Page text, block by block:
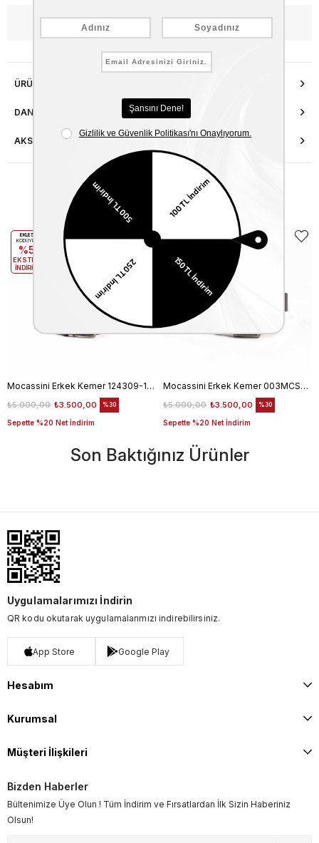
WhatsApp’tan Bilgi Al
ÜRÜN ÖZELLIKLERI
DANIŞMA HATTI
AKSESUAR ONARIMI
Benzer Ürünler
Mocassini Erkek Kemer 124309-100
₺3.500,00
₺5.000,00
Sepette %20 Net İndirim
%30
EKLE5
KODUYLA
%5
EKSTRA
İNDİRİM
Mocassini Erkek Kemer 003MCSN B3245
₺3.500,00
₺5.000,00
Sepette %20 Net İndirim
%30
KODUYLA
EKSTRA
İNDİRİM
Son Baktığınız Ürünler
Uygulamalarımızı İndirin
QR kodu okutarak uygulamalarımızı indirebilirsiniz.
App Store Google Play
Hesabım
Kurumsal
Müşteri İlişkileri
Bizden Haberler
Bültenimize Üye Olun ! Tüm İndirim ve Fırsatlardan İlk Sizin Haberiniz
Olsun!